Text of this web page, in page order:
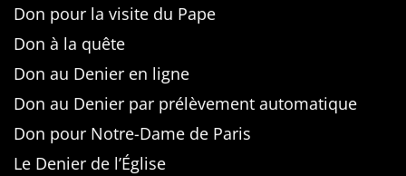
Don pour la visite du Pape
Don à la quête
Don au Denier en ligne
Don au Denier par prélèvement automatique
Don pour Notre-Dame de Paris
Le Denier de l’Église